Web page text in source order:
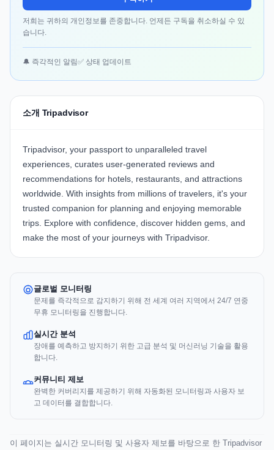
저희는 귀하의 개인정보를 존중합니다. 언제든 구독을 취소하실 수 있
습니다.
🔔 즉각적인 알림✅ 상태 업데이트
소개 Tripadvisor
Tripadvisor, your passport to unparalleled travel
experiences, curates user-generated reviews and
recommendations for hotels, restaurants, and attractions
worldwide. With insights from millions of travelers, it's your
trusted companion for planning and enjoying memorable
trips. Explore with confidence, discover hidden gems, and
make the most of your journeys with Tripadvisor.
글로벌 모니터링
문제를 즉각적으로 감지하기 위해 전 세계 여러 지역에서 24/7 연중
무휴 모니터링을 진행합니다.
실시간 분석
장애를 예측하고 방지하기 위한 고급 분석 및 머신러닝 기술을 활용
합니다.
커뮤니티 제보
완벽한 커버리지를 제공하기 위해 자동화된 모니터링과 사용자 보
고 데이터를 결합합니다.
이 페이지는 실시간 모니터링 및 사용자 제보를 바탕으로 한 Tripadvisor